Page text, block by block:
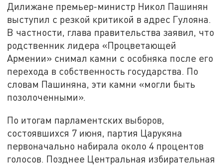
Дилижане премьер-министр Никол Пашинян
выступил с резкой критикой в адрес Гулояна.
В частности, глава правительства заявил, что
родственник лидера «Процветающей
Армении» снимал камни с особняка после его
перехода в собственность государства. По
словам Пашиняна, эти камни «могли быть
позолоченными».
По итогам парламентских выборов,
состоявшихся 7 июня, партия Царукяна
первоначально набирала около 4 процентов
голосов. Позднее Центральная избирательная